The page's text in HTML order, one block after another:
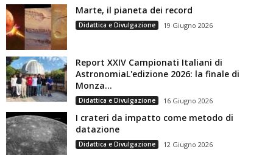
Marte, il pianeta dei record
Didattica e Divulgazione 19 Giugno 2026
Report XXIV Campionati Italiani di
AstronomiaL'edizione 2026: la finale di
Monza...
Didattica e Divulgazione 16 Giugno 2026
I crateri da impatto come metodo di
datazione
Didattica e Divulgazione 12 Giugno 2026